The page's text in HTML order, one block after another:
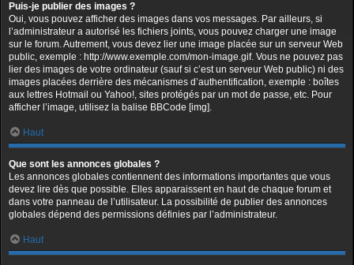
Puis-je publier des images ?
Oui, vous pouvez afficher des images dans vos messages. Par ailleurs, si
l’administrateur a autorisé les fichiers joints, vous pouvez charger une image
sur le forum. Autrement, vous devez lier une image placée sur un serveur Web
public, exemple : http://www.exemple.com/mon-image.gif. Vous ne pouvez pas
lier des images de votre ordinateur (sauf si c’est un serveur Web public) ni des
images placées derrière des mécanismes d’authentification, exemple : boîtes
aux lettres Hotmail ou Yahoo!, sites protégés par un mot de passe, etc. Pour
afficher l’image, utilisez la balise BBCode [img].
Haut
Que sont les annonces globales ?
Les annonces globales contiennent des informations importantes que vous
devez lire dès que possible. Elles apparaissent en haut de chaque forum et
dans votre panneau de l’utilisateur. La possibilité de publier des annonces
globales dépend des permissions définies par l’administrateur.
Haut